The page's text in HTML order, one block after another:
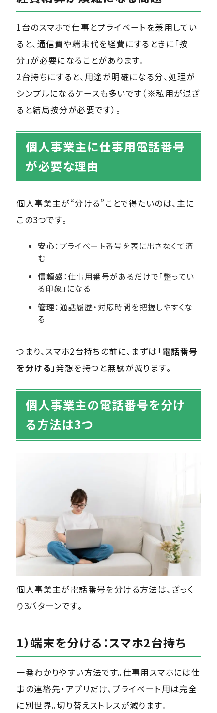
1台のスマホで仕事とプライベートを兼用してい
ると、通信費や端末代を経費にするときに「按
分」が必要になることがあります。
2台持ちにすると、用途が明確になる分、処理が
シンプルになるケースも多いです（※私用が混ざ
ると結局按分が必要です）。
個人事業主に仕事用電話番号
が必要な理由
個人事業主が“分ける”ことで得たいのは、主に
この3つです。
安心：プライベート番号を表に出さなくて済
む
信頼感：仕事用番号があるだけで「整ってい
る印象」になる
管理：通話履歴・対応時間を把握しやすくな
る
つまり、スマホ2台持ちの前に、まずは 「電話番号
を分ける」 発想を持つと無駄が減ります。
個人事業主の電話番号を分け
る方法は3つ
個人事業主が電話番号を分ける方法は、ざっく
り3パターンです。
1）端末を分ける：スマホ2台持ち
一番わかりやすい方法です。仕事用スマホには仕
事の連絡先・アプリだけ、プライベート用は完全
に別世界。切り替えストレスが減ります。